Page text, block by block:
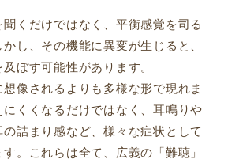
くだけではなく、平衡感覚を司る
し、その機能に異変が生じると、
ぼす可能性があります。
像されるよりも多様な形で現れま
くくなるだけではなく、耳鳴りや
詰まり感など、様々な症状として
。これらは全て、広義の「難聴」